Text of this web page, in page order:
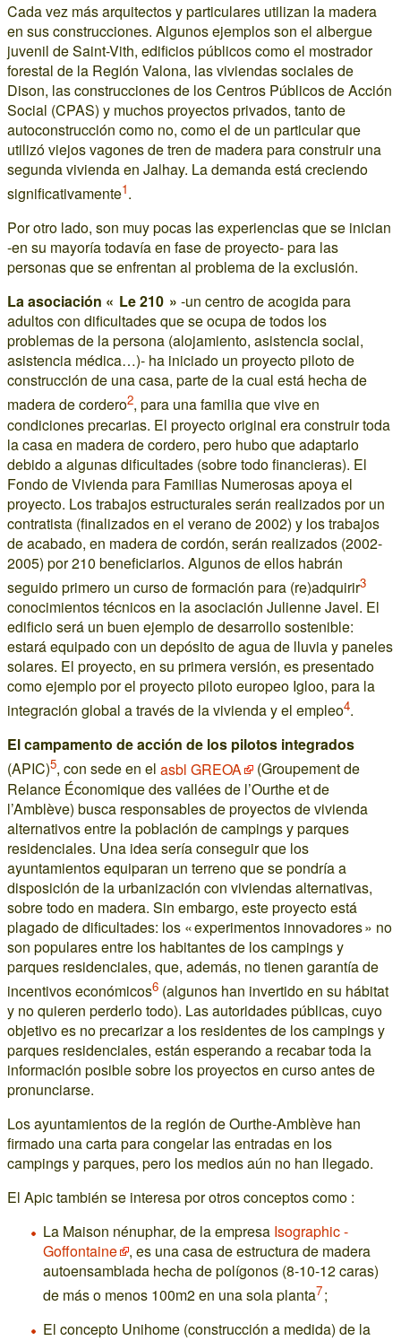
Cada vez más arquitectos y particulares utilizan la madera
en sus construcciones. Algunos ejemplos son el albergue
juvenil de Saint-Vith, edificios públicos como el mostrador
forestal de la Región Valona, las viviendas sociales de
Dison, las construcciones de los Centros Públicos de Acción
Social (CPAS) y muchos proyectos privados, tanto de
autoconstrucción como no, como el de un particular que
utilizó viejos vagones de tren de madera para construir una
segunda vivienda en Jalhay. La demanda está creciendo
significativamente1.
Por otro lado, son muy pocas las experiencias que se inician
-en su mayoría todavía en fase de proyecto- para las
personas que se enfrentan al problema de la exclusión.
La asociación « Le 210 » -un centro de acogida para
adultos con dificultades que se ocupa de todos los
problemas de la persona (alojamiento, asistencia social,
asistencia médica…)- ha iniciado un proyecto piloto de
construcción de una casa, parte de la cual está hecha de
madera de cordero2, para una familia que vive en
condiciones precarias. El proyecto original era construir toda
la casa en madera de cordero, pero hubo que adaptarlo
debido a algunas dificultades (sobre todo financieras). El
Fondo de Vivienda para Familias Numerosas apoya el
proyecto. Los trabajos estructurales serán realizados por un
contratista (finalizados en el verano de 2002) y los trabajos
de acabado, en madera de cordón, serán realizados (2002-
2005) por 210 beneficiarios. Algunos de ellos habrán
seguido primero un curso de formación para (re)adquirir3
conocimientos técnicos en la asociación Julienne Javel. El
edificio será un buen ejemplo de desarrollo sostenible:
estará equipado con un depósito de agua de lluvia y paneles
solares. El proyecto, en su primera versión, es presentado
como ejemplo por el proyecto piloto europeo Igloo, para la
integración global a través de la vivienda y el empleo4.
El campamento de acción de los pilotos integrados
(APIC)5, con sede en el asbl GREOA
(Groupement de
Relance Économique des vallées de l’Ourthe et de
l’Amblève) busca responsables de proyectos de vivienda
alternativos entre la población de campings y parques
residenciales. Una idea sería conseguir que los
ayuntamientos equiparan un terreno que se pondría a
disposición de la urbanización con viviendas alternativas,
sobre todo en madera. Sin embargo, este proyecto está
plagado de dificultades: los « experimentos innovadores » no
son populares entre los habitantes de los campings y
parques residenciales, que, además, no tienen garantía de
incentivos económicos6 (algunos han invertido en su hábitat
y no quieren perderlo todo). Las autoridades públicas, cuyo
objetivo es no precarizar a los residentes de los campings y
parques residenciales, están esperando a recabar toda la
información posible sobre los proyectos en curso antes de
pronunciarse.
Los ayuntamientos de la región de Ourthe-Amblève han
firmado una carta para congelar las entradas en los
campings y parques, pero los medios aún no han llegado.
El Apic también se interesa por otros conceptos como :
La Maison nénuphar, de la empresa Isographic -
Goffontaine
, es una casa de estructura de madera
autoensamblada hecha de polígonos (8-10-12 caras)
de más o menos 100m2 en una sola planta7;
El concepto Unihome (construcción a medida) de la